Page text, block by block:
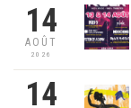
14
AOÛT
2026
14